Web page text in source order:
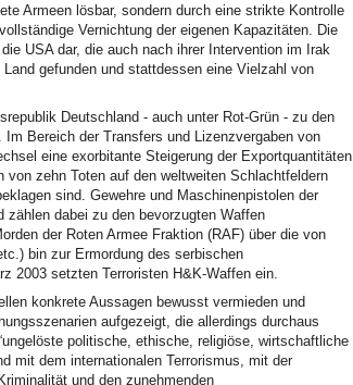
Armeen lösbar, sondern durch eine strikte Kontrolle
Vernichtung der eigenen Kapazitäten. Die
USA dar, die auch nach ihrer Intervention im Irak
gefunden und stattdessen eine Vielzahl von
Deutschland - auch unter Rot-Grün - zu den
Bereich der Transfers und Lizenzvergaben von
eine exorbitante Steigerung der Exportquantitäten
zehn Toten auf den weltweiten Schlachtfeldern
sind. Gewehre und Maschinenpistolen der
zählen dabei zu den bevorzugten Waffen
der Roten Armee Fraktion (RAF) über die von
bin zur Ermordung des serbischen
2003 setzten Terroristen H&K-Waffen ein.
konkrete Aussagen bewusst vermieden und
aufgezeigt, die allerdings durchaus
politische, ethische, religiöse, wirtschaftliche
mit dem internationalen Terrorismus, mit der
und den zunehmenden